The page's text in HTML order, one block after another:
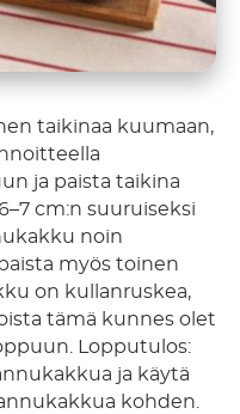
taikinaa kuumaan,
ja paista taikina
cm:n suuruiseksi
noin
myös toinen
on kullanruskea,
tämä kunnes olet
Lopputulos:
ja käytä
kohden.